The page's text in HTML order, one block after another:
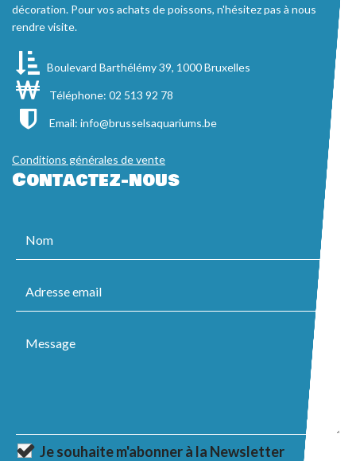
décoration. Pour vos achats de poissons, n'hésitez pas à nous
rendre visite.
Boulevard Barthélémy 39, 1000 Bruxelles
Téléphone: 02 513 92 78
Email: info@brusselsaquariums.be
Conditions générales de vente
Contactez-nous
Je souhaite m'abonner à la Newsletter